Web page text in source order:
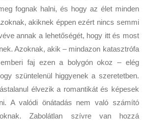
fognak halni, és hogy az élet minden
akiknek éppen ezért nincs semmi
annak a lehetőségét, hogy itt és most
Azoknak, akik – mindazon katasztrófa
faj ezen a bolygón okoz – elég
szüntelenül higgyenek a szeretetben.
élvezik a romantikát és képesek
A valódi önátadás nem való számító
Zabolátlan szívre van hozzá